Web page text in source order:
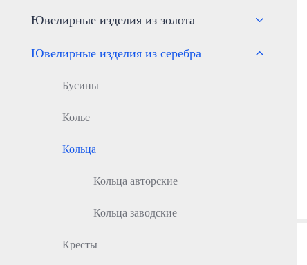
Ювелирные изделия из золота
Ювелирные изделия из серебра
Бусины
Колье
Кольца
Кольца авторские
Кольца заводские
Кресты